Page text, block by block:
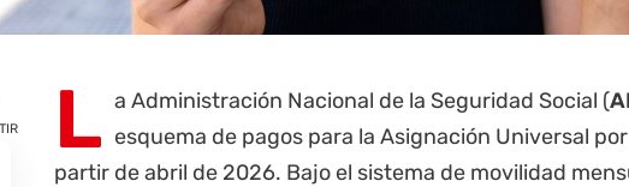
L a Administración Nacional de la Seguridad Social (
esquema de pagos para la Asignación Universal
partir de abril de 2026. Bajo el sistema de movilidad